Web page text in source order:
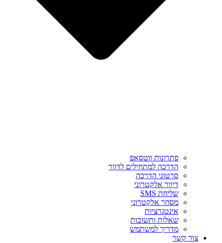
פתרונות ווטסאפ
הדרכה למתחילים לדוור
סרטוני הדרכה
דיוור אלקטרוני
שליחת SMS
מסחר אלקטרוני
אינטגרציות
שאלות ותשובות
מדריך למשתמש
צור קשר